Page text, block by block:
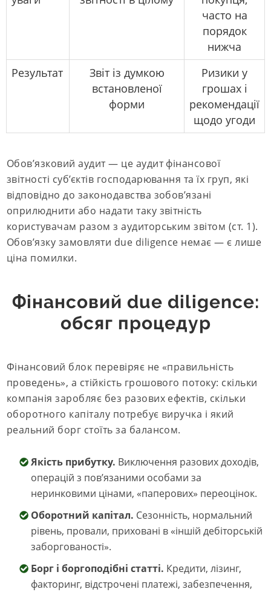
часто на
порядок
нижча
Результат
Звіт із думкою
встановленої
форми
Ризики у
грошах і
рекомендації
щодо угоди
Обов’язковий аудит — це аудит фінансової
звітності суб’єктів господарювання та їх груп, які
відповідно до законодавства зобов’язані
оприлюднити або надати таку звітність
користувачам разом з аудиторським звітом (ст. 1).
Обов’язку замовляти due diligence немає — є лише
ціна помилки.
Фінансовий due diligence:
обсяг процедур
Фінансовий блок перевіряє не «правильність
проведень», а стійкість грошового потоку: скільки
компанія заробляє без разових ефектів, скільки
оборотного капіталу потребує виручка і який
реальний борг стоїть за балансом.
Якість прибутку. Виключення разових доходів,
операцій з пов’язаними особами за
неринковими цінами, «паперових» переоцінок.
Оборотний капітал. Сезонність, нормальний
рівень, провали, приховані в «іншій дебіторській
заборгованості».
Борг і боргоподібні статті. Кредити, лізинг,
факторинг, відстрочені платежі, забезпечення,